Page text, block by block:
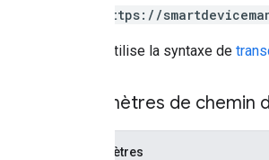
GET https://
L'URL utilise la syntaxe de
Paramètres de chemin
Paramètres